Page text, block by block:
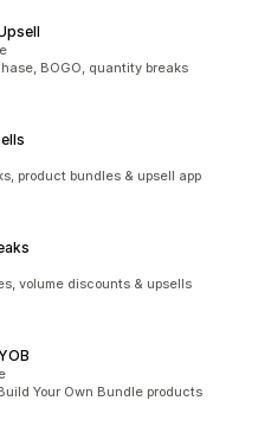
BOGO, quantity breaks
product bundles & upsell app
volume discounts & upsells
Your Own Bundle products